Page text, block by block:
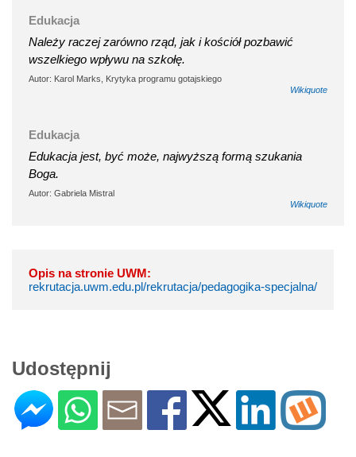
Edukacja
Należy raczej zarówno rząd, jak i kościół pozbawić
wszelkiego wpływu na szkołę.
Autor: Karol Marks, Krytyka programu gotajskiego
Wikiquote
Edukacja
Edukacja jest, być może, najwyższą formą szukania
Boga.
Autor: Gabriela Mistral
Wikiquote
Opis na stronie UWM:
rekrutacja.uwm.edu.pl/rekrutacja/pedagogika-specjalna/
Udostępnij